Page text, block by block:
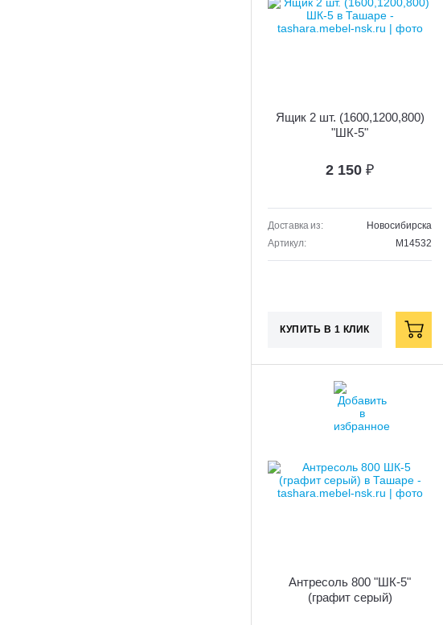
Ящик 2 шт. (1600,1200,800)
"ШК-5"
2 150 ₽
Доставка из:
Новосибирска
Артикул:
M14532
КУПИТЬ В 1 КЛИК
Антресоль 800 "ШК-5"
(графит серый)